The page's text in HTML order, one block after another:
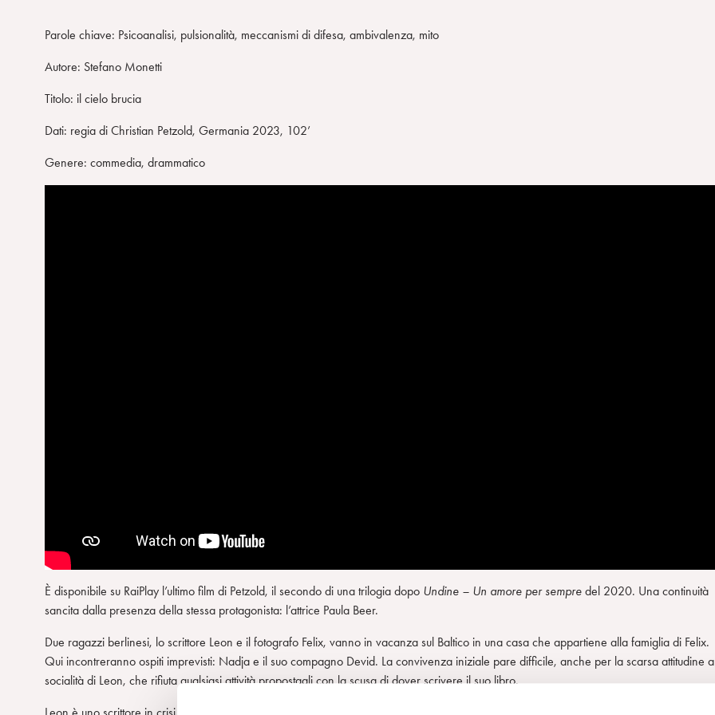
Parole chiave: Psicoanalisi, pulsionalità, meccanismi di difesa, ambivalenza, mito
Autore: Stefano Monetti
Titolo: il cielo brucia
Dati: regia di Christian Petzold, Germania 2023, 102’
Genere: commedia, drammatico
È disponibile su RaiPlay l’ultimo film di Petzold, il secondo di una trilogia dopo Undine – Un amore per sempre del 2020. Una continuità
sancita dalla presenza della stessa protagonista: l’attrice Paula Beer.
Due ragazzi berlinesi, lo scrittore Leon e il fotografo Felix, vanno in vacanza sul Baltico in una casa che appartiene alla famiglia di Felix.
Qui incontreranno ospiti imprevisti: Nadja e il suo compagno Devid. La convivenza iniziale pare difficile, anche per la scarsa attitudine
socialità di Leon, che rifiuta qualsiasi attività propostagli con la scusa di dover scrivere il suo libro.